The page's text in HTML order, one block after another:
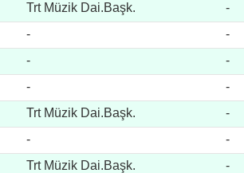
Trt Müzik Dai.Başk.
-
-
-
-
-
-
-
Trt Müzik Dai.Başk.
-
-
-
Trt Müzik Dai.Başk.
-